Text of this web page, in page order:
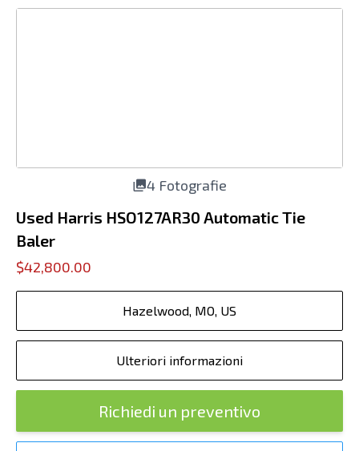
4 Fotografie
Used Harris HSO127AR30 Automatic Tie
Baler
$42,800.00
Hazelwood, MO, US
Ulteriori informazioni
Richiedi un preventivo